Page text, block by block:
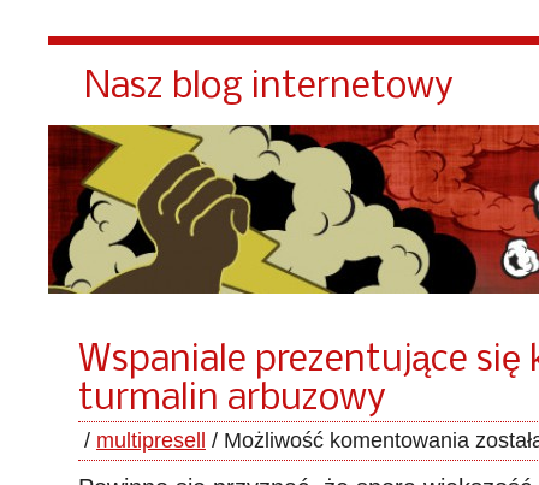
Nasz blog internetowy
Wspaniale prezentujące się
turmalin arbuzowy
/ multipresell / Możliwość komentowania